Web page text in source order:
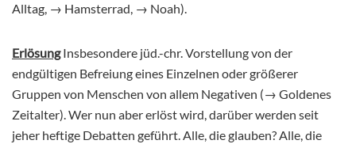
Alltag, → Hamsterrad, → Noah).
ErlösungInsbesondere jüd.-chr. Vorstellung von der
endgültigen Befreiung eines Einzelnen oder größerer
Gruppen von Menschen von allem Negativen (→ Goldenes
Zeitalter). Wer nun aber erlöst wird, darüber werden seit
jeher heftige Debatten geführt. Alle, die glauben? Alle, die